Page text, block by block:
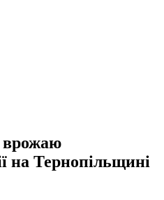
врожаю
на Тернопільщині